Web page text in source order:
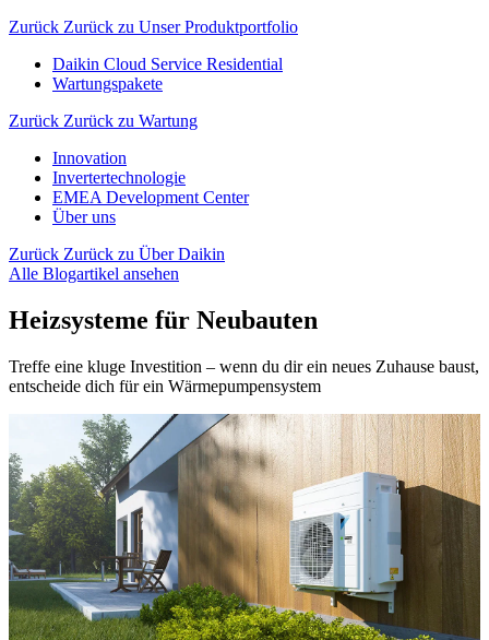
Zurück Zurück zu Unser Produktportfolio
Daikin Cloud Service Residential
Wartungspakete
Zurück Zurück zu Wartung
Innovation
Invertertechnologie
EMEA Development Center
Über uns
Zurück Zurück zu Über Daikin
Alle Blogartikel ansehen
Heizsysteme für Neubauten
Treffe eine kluge Investition – wenn du dir ein neues Zuhause baust,
entscheide dich für ein Wärmepumpensystem